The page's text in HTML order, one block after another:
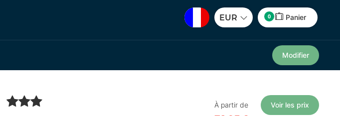
EUR 0 Panier
Modifier
À partir de Voir les prix